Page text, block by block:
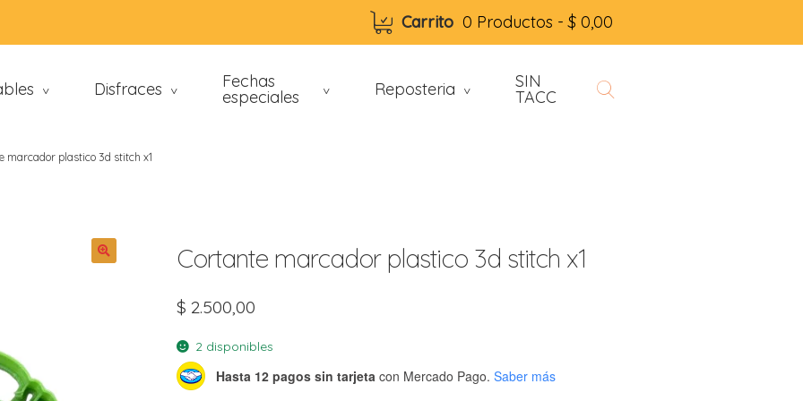
Carrito 0 Productos -$ 0,00
> Disfraces > Fechas
especiales > Reposteria > SIN
TACC
marcador plastico 3d stitch x1
Cortante marcador plastico 3d stitch x1
$ 2.500,00
2 disponibles
Hasta 12 pagos sin tarjeta con Mercado Pago. Saber más